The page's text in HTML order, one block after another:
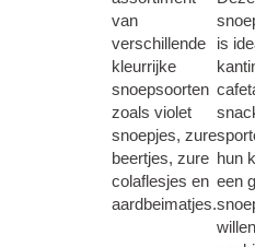
van
verschillende
kleurrijke
snoepsoorten
zoals violet
snoepjes, zure
beertjes, zure
colaflesjes en
aardbeimatjes.
is
hun
een
willen